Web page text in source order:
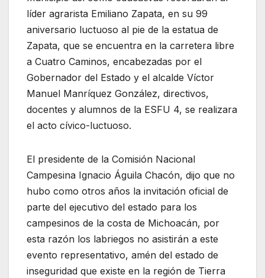
líder agrarista Emiliano Zapata, en su 99
aniversario luctuoso al pie de la estatua de
Zapata, que se encuentra en la carretera libre
a Cuatro Caminos, encabezadas por el
Gobernador del Estado y el alcalde Víctor
Manuel Manríquez González, directivos,
docentes y alumnos de la ESFU 4, se realizara
el acto cívico-luctuoso.
El presidente de la Comisión Nacional
Campesina Ignacio Águila Chacón, dijo que no
hubo como otros años la invitación oficial de
parte del ejecutivo del estado para los
campesinos de la costa de Michoacán, por
esta razón los labriegos no asistirán a este
evento representativo, amén del estado de
inseguridad que existe en la región de Tierra